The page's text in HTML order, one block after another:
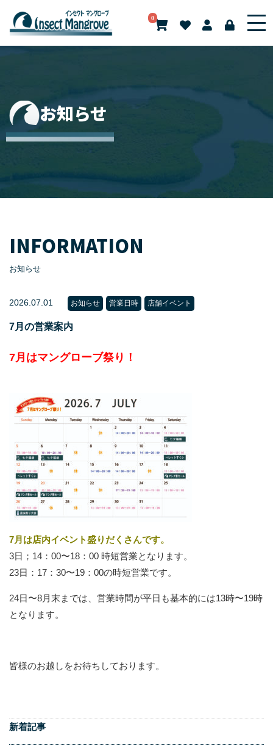
0
お知らせ
INFORMATION
お知らせ
新着記事
2026.07.01 お知らせ 営業日時 店舗イベント
7月の営業案内
7月はマングローブ祭り！
7月は店内イベント盛りだくさんです。
3日；14：00〜18：00 時短営業となります。
23日：17：30〜19：00の時短営業です。
24日〜8月末までは、営業時間が平日も基本的には13時〜19時
となります。
皆様のお越しをお待ちしております。